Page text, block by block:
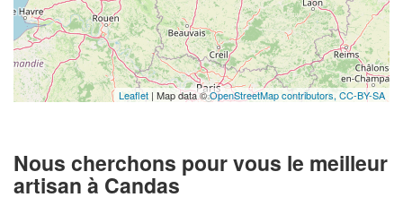
Leaflet | Map data ©OpenStreetMap contributors, CC-BY-SA
Nous cherchons pour vous le meilleur
artisan à Candas